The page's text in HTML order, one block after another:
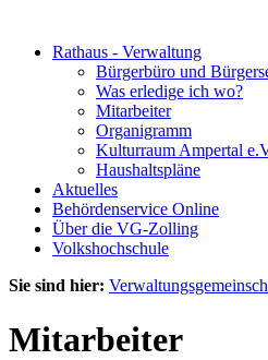
Rathaus - Verwaltung
Bürgerbüro und
Was erledige ich wo?
Mitarbeiter
Organigramm
Kulturraum Ampertal
Haushaltspläne
Aktuelles
Behördenservice Online
Über die VG-Zolling
Volkshochschule
Sie sind hier:
Mitarbeiter